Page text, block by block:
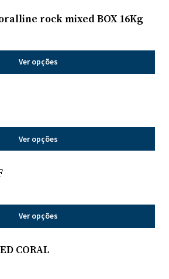
rock mixed BOX 16Kg
Ver opções
Ver opções
Ver opções
CORAL